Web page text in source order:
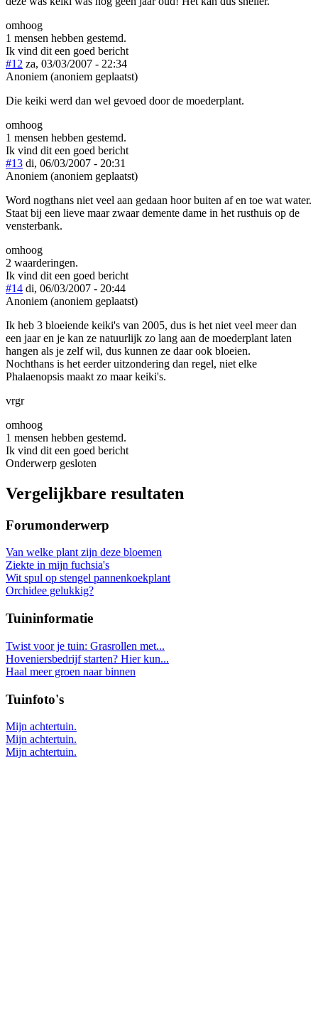
omhoog
1 mensen hebben gestemd.
Ik vind dit een goed bericht
#12 za, 03/03/2007 - 22:34
Anoniem (anoniem geplaatst)
Die keiki werd dan wel gevoed door de moederplant.
omhoog
1 mensen hebben gestemd.
Ik vind dit een goed bericht
#13 di, 06/03/2007 - 20:31
Anoniem (anoniem geplaatst)
Word nogthans niet veel aan gedaan hoor buiten af en toe wat water.
Staat bij een lieve maar zwaar demente dame in het rusthuis op de
vensterbank.
omhoog
2 waarderingen.
Ik vind dit een goed bericht
#14 di, 06/03/2007 - 20:44
Anoniem (anoniem geplaatst)
Ik heb 3 bloeiende keiki's van 2005, dus is het niet veel meer dan
een jaar en je kan ze natuurlijk zo lang aan de moederplant laten
hangen als je zelf wil, dus kunnen ze daar ook bloeien.
Nochthans is het eerder uitzondering dan regel, niet elke
Phalaenopsis maakt zo maar keiki's.
vrgr
omhoog
1 mensen hebben gestemd.
Ik vind dit een goed bericht
Onderwerp gesloten
Vergelijkbare resultaten
Forumonderwerp
Van welke plant zijn deze bloemen
Ziekte in mijn fuchsia's
Wit spul op stengel pannenkoekplant
Orchidee gelukkig?
Tuininformatie
Twist voor je tuin: Grasrollen met...
Hoveniersbedrijf starten? Hier kun...
Haal meer groen naar binnen
Tuinfoto's
Mijn achtertuin.
Mijn achtertuin.
Mijn achtertuin.